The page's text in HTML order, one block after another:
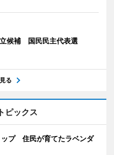
候補 国民民主代表選
る
ピックス
ップ 住民が育てたラベンダ